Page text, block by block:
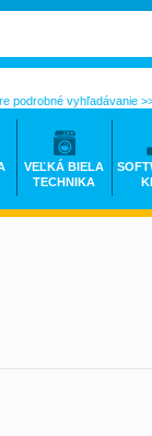
podrobné vyhľadávanie
VEĽKÁ BIELA
TECHNIKA